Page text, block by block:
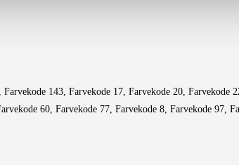
143, Farvekode 17, Farvekode 20,
60, Farvekode 77, Farvekode 8, Farvekode 97,